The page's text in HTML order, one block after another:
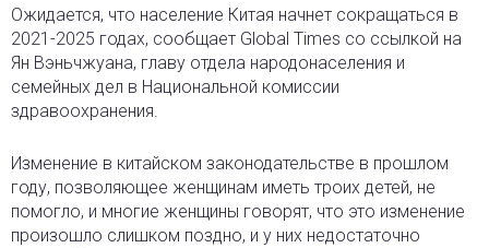
Ожидается, что население Китая начнет сокращаться в
2021-2025 годах, сообщает Global Times со ссылкой на
Ян Вэньчжуана, главу отдела народонаселения и
семейных дел в Национальной комиссии
здравоохранения.
Изменение в китайском законодательстве в прошлом
году, позволяющее женщинам иметь троих детей, не
помогло, и многие женщины говорят, что это изменение
произошло слишком поздно, и у них недостаточно